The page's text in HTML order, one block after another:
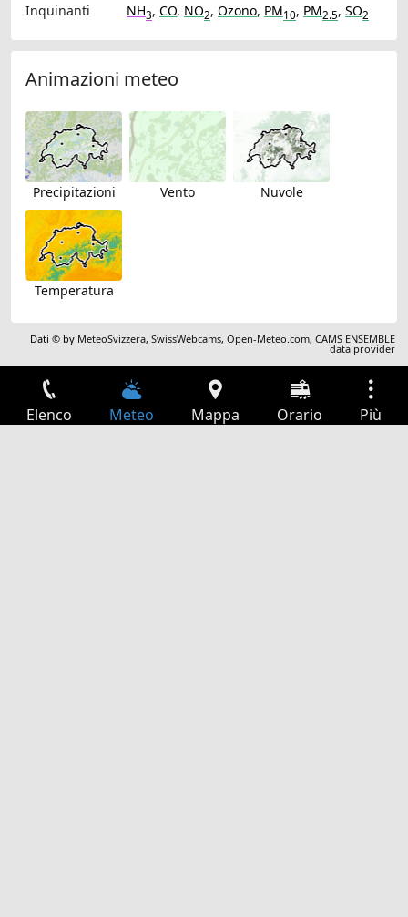
Inquinanti
NH3, CO, NO2, Ozono, PM10, PM2.5, SO2
Animazioni meteo
Precipitazioni Vento Nuvole
Temperatura
Dati © by MeteoSvizzera,SwissWebcams,Open-Meteo.com,CAMS ENSEMBLE
data provider
Elenco Meteo Mappa Orario Più